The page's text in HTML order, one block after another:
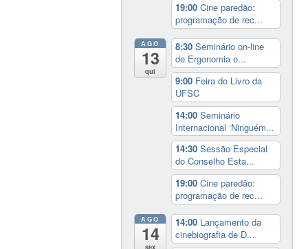
19:00Cine paredão:
programação de rec...
AGO
13
qui
8:30Seminário on-line
de Ergonomia e...
9:00 Feira do Livro da
UFSC
14:00Seminário
Internacional ‘Ninguém...
14:30Sessão Especial
do Conselho Esta...
19:00Cine paredão:
programação de rec...
AGO
14
sex
14:00 Lançamento da
cinebiografia de D...